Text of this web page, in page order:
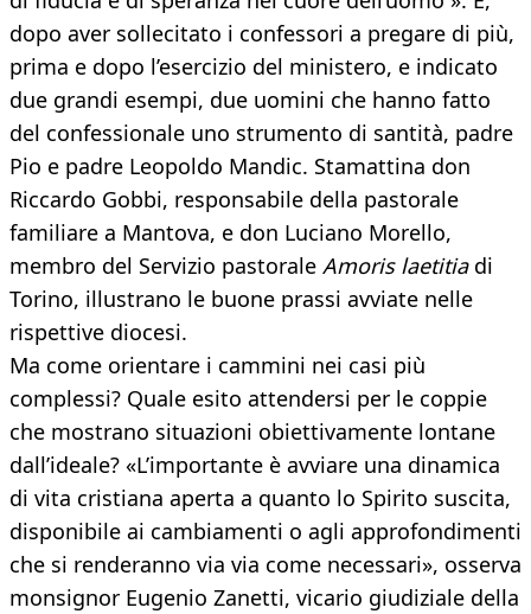
dopo aver sollecitato i confessori a pregare di più,
prima e dopo l’esercizio del ministero, e indicato
due grandi esempi, due uomini che hanno fatto
del confessionale uno strumento di santità, padre
Pio e padre Leopoldo Mandic. Stamattina don
Riccardo Gobbi, responsabile della pastorale
familiare a Mantova, e don Luciano Morello,
membro del Servizio pastorale Amoris laetitiadi
Torino, illustrano le buone prassi avviate nelle
rispettive diocesi.
Ma come orientare i cammini nei casi più
complessi? Quale esito attendersi per le coppie
che mostrano situazioni obiettivamente lontane
dall’ideale? «L’importante è avviare una dinamica
di vita cristiana aperta a quanto lo Spirito suscita,
disponibile ai cambiamenti o agli approfondimenti
che si renderanno via via come necessari», osserva
monsignor Eugenio Zanetti, vicario giudiziale della